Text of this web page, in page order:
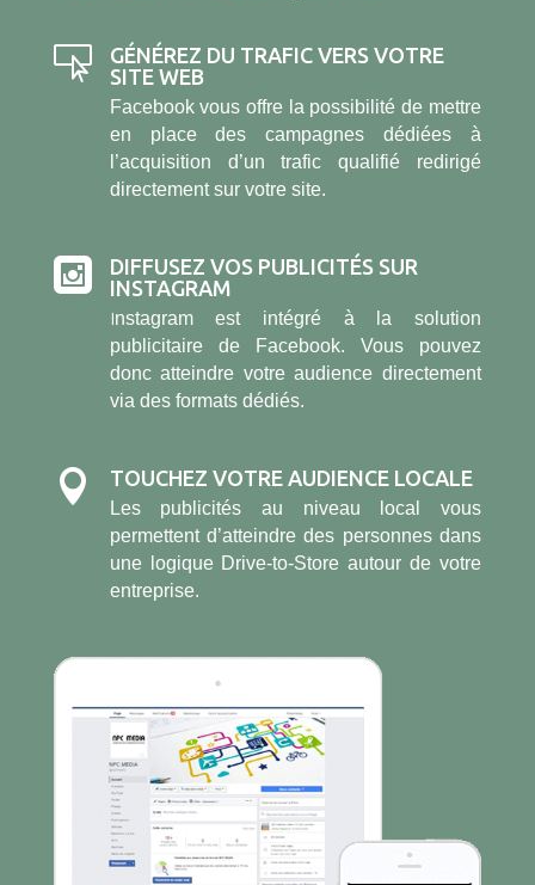

GÉNÉREZ DU TRAFIC VERS VOTRE
SITE WEB
Facebook vous offre la possibilité de mettre
en place des campagnes dédiées à
l’acquisition d’un trafic qualifié redirigé
directement sur votre site.

DIFFUSEZ VOS PUBLICITÉS SUR
INSTAGRAM
Instagram est intégré à la solution
publicitaire de Facebook. Vous pouvez
donc atteindre votre audience directement
via des formats dédiés.
 TOUCHEZ VOTRE AUDIENCE LOCALE
Les publicités au niveau local vous
permettent d’atteindre des personnes dans
une logique Drive-to-Store autour de votre
entreprise.